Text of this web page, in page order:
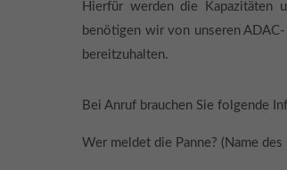
Hierfür werden die Kapazitäten
benötigen wir von unseren
bereitzuhalten.
Bei Anruf brauchen Sie folgende
Wer meldet die Panne? (Name